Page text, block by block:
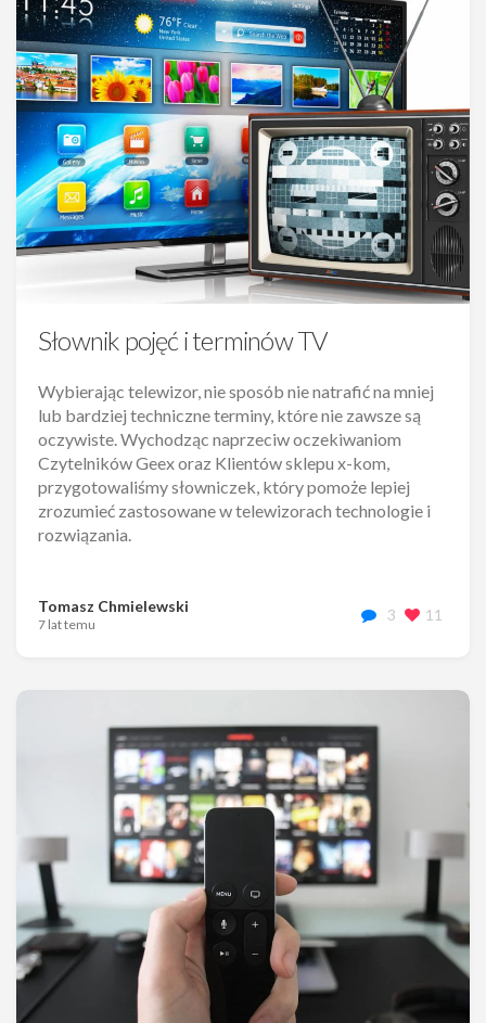
Słownik pojęć i terminów TV
Wybierając telewizor, nie sposób nie natrafić na mniej
lub bardziej techniczne terminy, które nie zawsze są
oczywiste. Wychodząc naprzeciw oczekiwaniom
Czytelników Geex oraz Klientów sklepu x-kom,
przygotowaliśmy słowniczek, który pomoże lepiej
zrozumieć zastosowane w telewizorach technologie i
rozwiązania.
Tomasz Chmielewski
7 lat temu
3 11